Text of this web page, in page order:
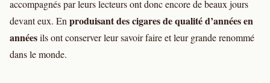
accompagnés par leurs lecteurs ont donc encore de beaux jours
devant eux. Enproduisant des cigares de qualité d’années en
annéesils ont conserver leur savoir faire et leur grande renommé
dans le monde.